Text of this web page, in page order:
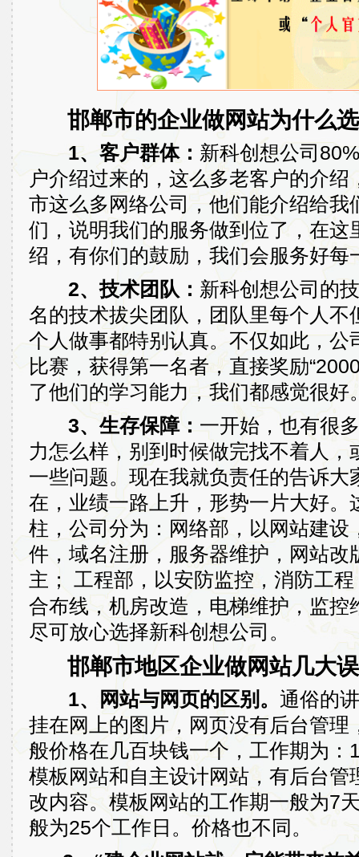
邯郸市的企业做网站为什么选
1、客户群体： 新科创想公司
户介绍过来的，这么多老客户的介
市这么多网络公司，他们能介绍给我
们，说明我们的服务做到位了，在这
绍，有你们的鼓励，我们会服务好每
2、技术团队： 新科创想公司的
名的技术拔尖团队，团队里每个人不
个人做事都特别认真。不仅如此，公
比赛，获得第一名者，直接奖励
了他们的学习能力，我们都感觉很好
3、生存保障： 一开始，也有很
力怎么样，别到时候做完找不着人
一些问题。现在我就负责任的告诉
在，业绩一路上升，形势一片大好。
柱，公司分为：网络部，以网站建设
件，域名注册，服务器维护，网站改
主；
工程部，以安防监控，消防工
合布线，机房改造，电梯维护，监控
尽可放心选择新科创想公司。
邯郸市地区企业做网站几大
1、网站与网页的区别。 通俗的
挂在网上的图片，网页没有后台管理
般价格在几百块钱一个，工作期为
模板网站和自主设计网站，有后台管
改内容。模板网站的工作期一般为7
般为25个工作日。价格也不同。